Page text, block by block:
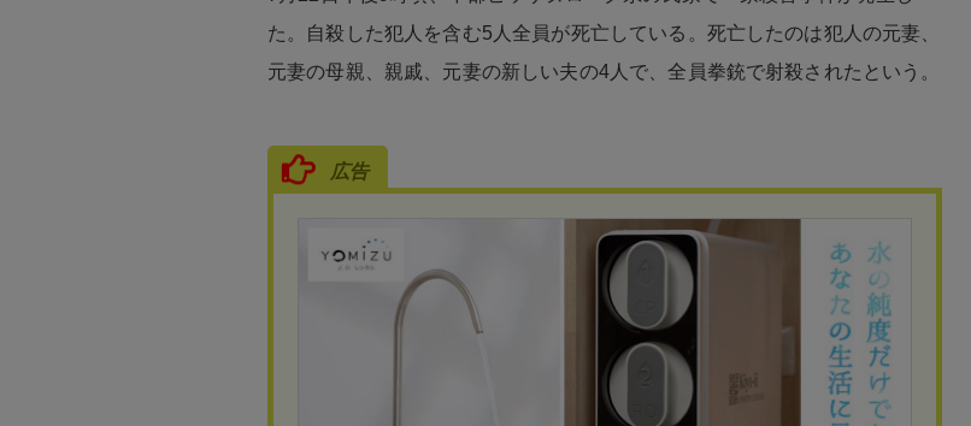
た。自殺した犯人を含む5人全員が死亡している。死亡したのは犯人の元妻、
元妻の母親、親戚、元妻の新しい夫の4人で、全員拳銃で射殺されたという。
広告